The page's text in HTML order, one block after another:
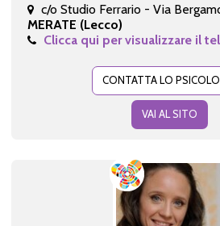
c/o Studio Ferrario - Via
MERATE (Lecco)
Clicca qui per visualizzare il
CONTATTA LO
VAI AL SITO